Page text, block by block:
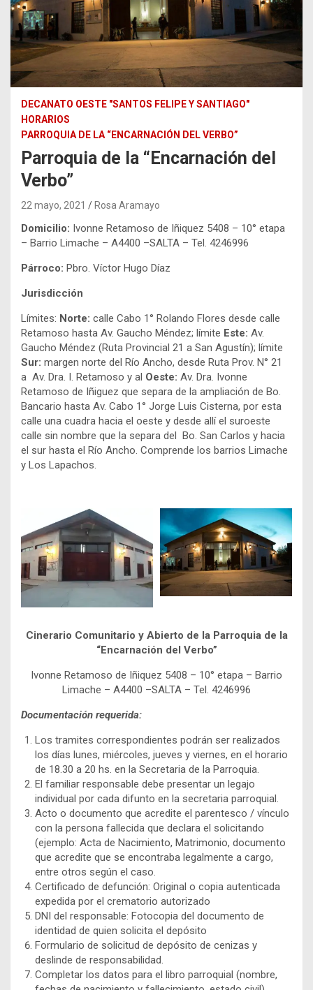
DECANATO OESTE "SANTOS FELIPE Y SANTIAGO"
HORARIOS
PARROQUIA DE LA “ENCARNACIÓN DEL VERBO”
Parroquia de la “Encarnación del
Verbo”
22 mayo, 2021 Rosa Aramayo
Domicilio: Ivonne Retamoso de Iñiquez 5408 – 10° etapa
– Barrio Limache – A4400 –SALTA – Tel. 4246996
Párroco: Pbro. Víctor Hugo Díaz
Jurisdicción
Límites: Norte: calle Cabo 1° Rolando Flores desde calle
Retamoso hasta Av. Gaucho Méndez; límite Este: Av.
Gaucho Méndez (Ruta Provincial 21 a San Agustín); límite
Sur: margen norte del Río Ancho, desde Ruta Prov. N° 21
a Av. Dra. I. Retamoso y al Oeste: Av. Dra. Ivonne
Retamoso de Iñiguez que separa de la ampliación de Bo.
Bancario hasta Av. Cabo 1° Jorge Luis Cisterna, por esta
calle una cuadra hacia el oeste y desde allí el suroeste
calle sin nombre que la separa del Bo. San Carlos y hacia
el sur hasta el Río Ancho. Comprende los barrios Limache
y Los Lapachos.
Cinerario Comunitario y Abierto de la Parroquia de la
“Encarnación del Verbo”
Ivonne Retamoso de Iñiquez 5408 – 10° etapa – Barrio
Limache – A4400 –SALTA – Tel. 4246996
Documentación requerida:
Los tramites correspondientes podrán ser realizados
los días lunes, miércoles, jueves y viernes, en el horario
de 18.30 a 20 hs. en la Secretaria de la Parroquia.
El familiar responsable debe presentar un legajo
individual por cada difunto en la secretaria parroquial.
Acto o documento que acredite el parentesco / vínculo
con la persona fallecida que declara el solicitando
(ejemplo: Acta de Nacimiento, Matrimonio, documento
que acredite que se encontraba legalmente a cargo,
entre otros según el caso.
Certificado de defunción: Original o copia autenticada
expedida por el crematorio autorizado
DNI del responsable: Fotocopia del documento de
identidad de quien solicita el depósito
Formulario de solicitud de depósito de cenizas y
deslinde de responsabilidad.
Completar los datos para el libro parroquial (nombre,